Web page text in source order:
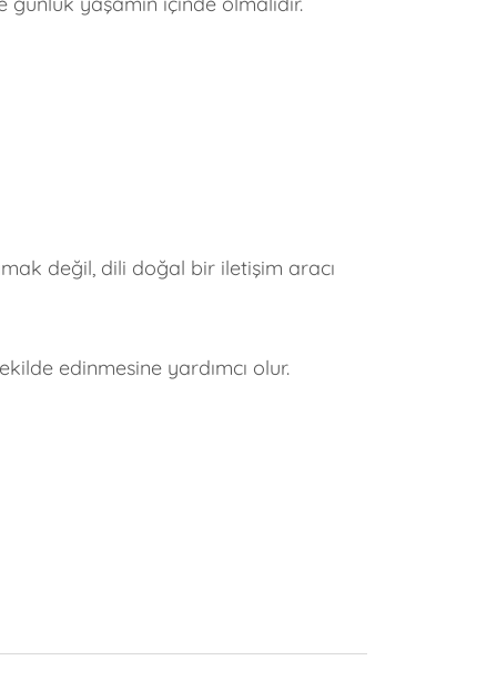
değil, dili doğal bir iletişim aracı
edinmesine yardımcı olur.